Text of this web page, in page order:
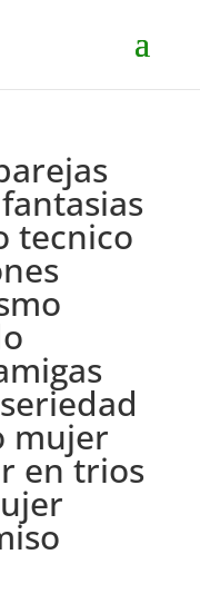
tecnico
mujer
en trios